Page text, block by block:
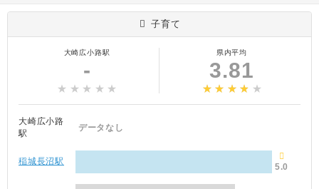
子育て
大崎広小路駅
-
県内平均
3.81
大崎広小路
駅
データなし
稲城長沼駅
5.0